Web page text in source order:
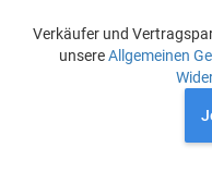
Verkäufer und
unsereAllgemeinen